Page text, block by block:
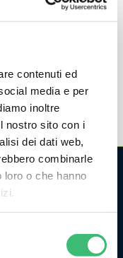
contenuti ed
media e per
inoltre
nostro sito con i
dei dati web,
combinarle
o che hanno
, ed opera nel
Fa parte di